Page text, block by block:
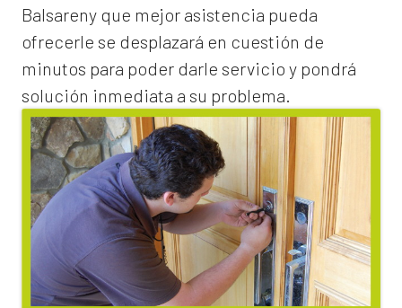
Balsareny que mejor asistencia pueda
ofrecerle se desplazará en cuestión de
minutos para poder darle servicio y pondrá
solución inmediata a su problema.